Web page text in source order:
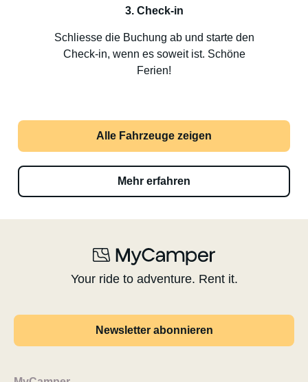
3. Check-in
Schliesse die Buchung ab und starte den
Check-in, wenn es soweit ist. Schöne
Ferien!
Alle Fahrzeuge zeigen
Mehr erfahren
Your ride to adventure. Rent it.
Newsletter abonnieren